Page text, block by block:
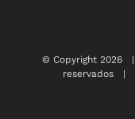
© Copyright
reservados |